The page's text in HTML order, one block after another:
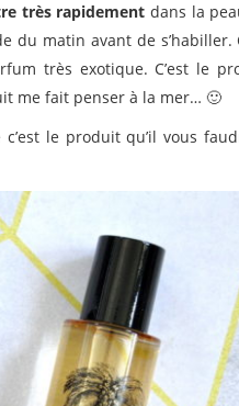
très rapidement dans la
du matin avant de
très exotique. C’est le
me fait penser à la mer… 🙂
le produit qu’il vous